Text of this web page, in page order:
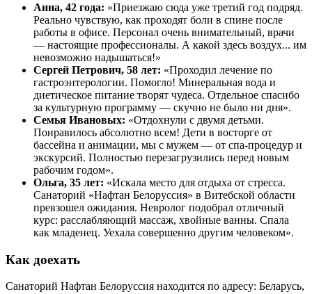
Анна, 42 года: «Приезжаю сюда уже третий год подряд.
Реально чувствую, как проходят боли в спине после
работы в офисе. Персонал очень внимательный, врачи
— настоящие профессионалы. А какой здесь воздух... им
невозможно надышаться!»
Сергей Петрович, 58 лет: «Проходил лечение по
гастроэнтерологии. Помогло! Минеральная вода и
диетическое питание творят чудеса. Отдельное спасибо
за культурную программу — скучно не было ни дня».
Семья Ивановых: «Отдохнули с двумя детьми.
Понравилось абсолютно всем! Дети в восторге от
бассейна и анимации, мы с мужем — от спа-процедур и
экскурсий. Полностью перезагрузились перед новым
рабочим годом».
Ольга, 35 лет: «Искала место для отдыха от стресса.
Санаторий «Нафтан Белоруссия» в Витебской области
превзошел ожидания. Невролог подобрал отличный
курс: расслабляющий массаж, хвойные ванны. Спала
как младенец. Уехала совершенно другим человеком».
Как доехать
Санаторий Нафтан Белоруссия находится по адресу: Беларусь,